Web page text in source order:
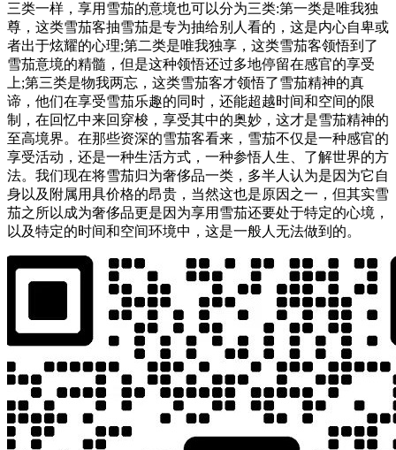
三类一样，享用雪茄的意境也可以分为三类:第一类是唯我独
尊，这类雪茄客抽雪茄是专为抽给别人看的，这是内心自卑或
者出于炫耀的心理;第二类是唯我独享，这类雪茄客领悟到了
雪茄意境的精髓，但是这种领悟还过多地停留在感官的享受
上;第三类是物我两忘，这类雪茄客才领悟了雪茄精神的真
谛，他们在享受雪茄乐趣的同时，还能超越时间和空间的限
制，在回忆中来回穿梭，享受其中的奥妙，这才是雪茄精神的
至高境界。在那些资深的雪茄客看来，雪茄不仅是一种感官的
享受活动，还是一种生活方式，一种参悟人生、了解世界的方
法。我们现在将雪茄归为奢侈品一类，多半人认为是因为它自
身以及附属用具价格的昂贵，当然这也是原因之一，但其实雪
茄之所以成为奢侈品更是因为享用雪茄还要处于特定的心境，
以及特定的时间和空间环境中，这是一般人无法做到的。